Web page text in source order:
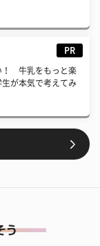
PR
！ 牛乳をもっと楽
生が本気で考えてみ